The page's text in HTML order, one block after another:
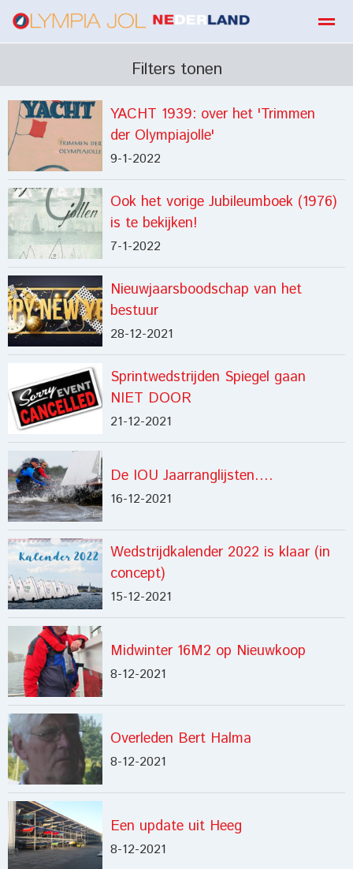
Home Zoeken E-mail
Filters tonen
YACHT 1939: over het 'Trimmen
der Olympiajolle'
9-1-2022
Ook het vorige Jubileumboek (1976)
is te bekijken!
7-1-2022
Nieuwjaarsboodschap van het
bestuur
28-12-2021
Sprintwedstrijden Spiegel gaan
NIET DOOR
21-12-2021
De IOU Jaarranglijsten….
16-12-2021
Wedstrijdkalender 2022 is klaar (in
concept)
15-12-2021
Midwinter 16M2 op Nieuwkoop
8-12-2021
Overleden Bert Halma
8-12-2021
Een update uit Heeg
8-12-2021